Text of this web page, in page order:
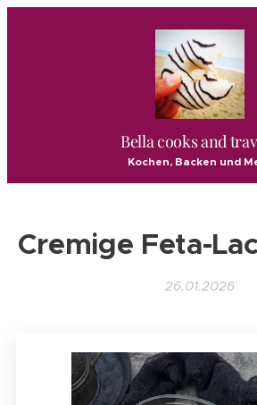
Bella cooks and
Kochen, Backen und
Cremige Feta-
26.01.2026